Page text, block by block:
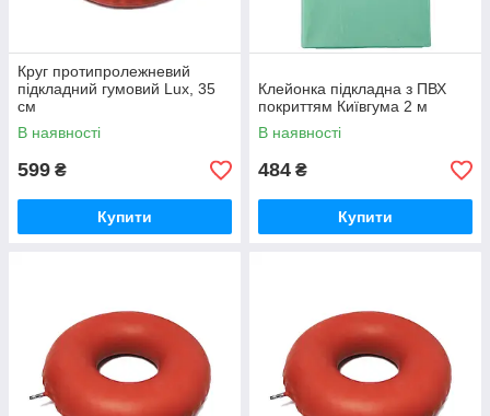
Круг протипролежневий
підкладний гумовий Lux, 35
см
В наявності
599 ₴
Купити
Клейонка підкладна з ПВХ
покриттям Київгума 2 м
В наявності
484 ₴
Купити